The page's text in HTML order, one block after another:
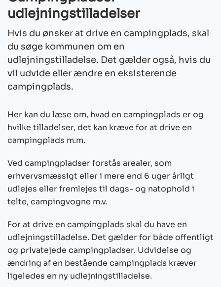
udlejningstilladelser
Hvis du ønsker at drive en campingplads, skal
du søge kommunen om en
udlejningstilladelse. Det gælder også, hvis du
vil udvide eller ændre en eksisterende
campingplads.
Her kan du læse om, hvad en campingplads er og
hvilke tilladelser, det kan kræve for at drive en
campingplads m.m.
Ved campingpladser forstås arealer, som
erhvervsmæssigt eller i mere end 6 uger årligt
udlejes eller fremlejes til dags- og natophold i
telte, campingvogne m.v.
For at drive en campingplads skal du have en
udlejningstilladelse. Det gælder for både offentligt
og privatejede campingpladser. Udvidelse og
ændring af en bestående campingplads kræver
ligeledes en ny udlejningstilladelse.